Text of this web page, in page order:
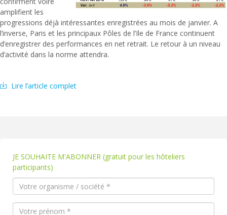
amplifient les
progressions déjà intéressantes enregistrées au mois de janvier. A
l’inverse, Paris et les principaux Pôles de l’Ile de France continuent
d’enregistrer des performances en net retrait. Le retour à un niveau
d’activité dans la norme attendra.
Lire l’article complet
JE SOUHAITE M'ABONNER (gratuit pour les hôteliers
participants)